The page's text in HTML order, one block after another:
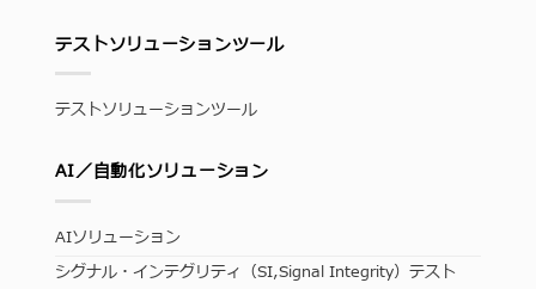
テストソリューションツール
テストソリューションツール
AI／自動化ソリューション
AIソリューション
シグナル・インテグリティ（SI,Signal Integrity）テスト